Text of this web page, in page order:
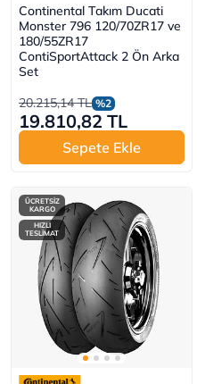
Continental Takım Ducati
Monster 796 120/70ZR17 ve
180/55ZR17
ContiSportAttack 2 Ön Arka
Set
20.215,14 TL %2
19.810,82 TL
Sepete Ekle
ÜCRETSİZ
KARGO
HIZLI
TESLİMAT